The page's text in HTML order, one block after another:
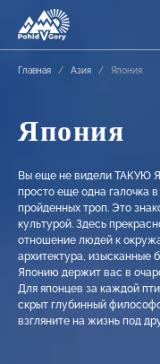
Главная / Азия / Япония
Япония
Вы еще не видели ТАКУЮ
просто еще одна галочка
пройденных троп. Это
культурой. Здесь
отношение людей к
архитектура, изысканные
Японию держит вас в
Для японцев за каждой
скрыт глубинный
взгляните на жизнь под